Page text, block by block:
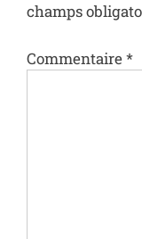
champs
Commentaire*